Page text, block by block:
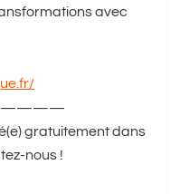
avec
gratuitement dans
nous !